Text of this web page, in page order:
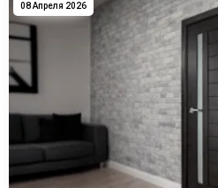
08 Апреля 2026